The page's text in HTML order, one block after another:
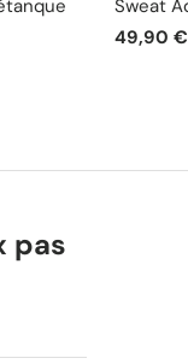
Sweat
49,90 €
pas